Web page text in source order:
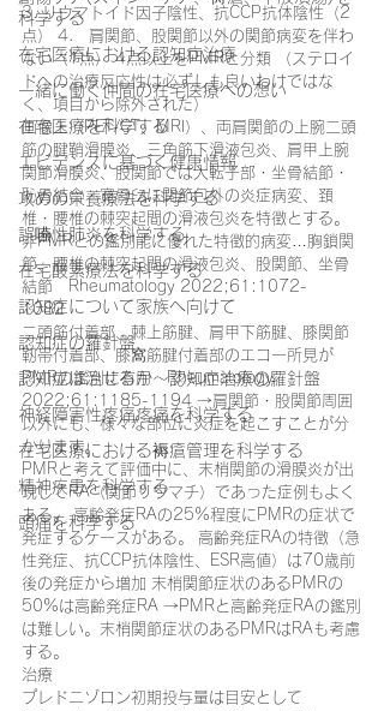
科学する
在宅医療における認知症治療
一緒に働く仲間の在宅医療への想い
在宅医療を科学する
エビデンスに基づく健康情報
攻めの栄養療法を科学する
誤嚥性肺炎を科学する
在宅酸素療法を科学する
認知症について家族へ向けて
認知症の羅針盤
認知症は治せるか～認知症治療の羅針盤
神経障害性疼痛疼痛を科学する
在宅医療における褥瘡管理を科学する
精神疾患を科学する
頭痛を科学する
3. リウマトイド因子陰性、抗CCP抗体陰性（2
点） 4.　肩関節、股関節以外の関節病変を伴わ
ない（1点） 4点以上をPMRと分類 （ステロイ
ドへの治療反応性は必ずしも良いわけではな
く、項目から除外された）
画像上（PET/CT、MRI）、両肩関節の上腕二頭
筋の腱鞘滑膜炎、三角筋下滑液包炎、肩甲上腕
関節滑膜炎、股関節では大転子部・坐骨結節・
恥骨結合・寛骨臼に関節包外の炎症病変、頚
椎・腰椎の棘突起間の滑液包炎を特徴とする。
非PMRとの鑑別能に優れた特徴的病変…胸鎖関
節、腰椎の棘突起間の滑液包炎、股関節、坐骨
結節　Rheumatology 2022;61:1072-
1082
二頭筋付着部、棘上筋腱、肩甲下筋腱、膝関節
靭帯付着部、膝窩筋腱付着部のエコー所見が
PMRの鑑別に有用　Rheumatology
2022;61:1185-1194 →肩関節・股関節周囲
以外にも、様々な部位に炎症を起こすことが分
かります。
PMRと考えて評価中に、末梢関節の滑膜炎が出
現してRA（関節リウマチ）であった症例もよく
ある。 高齢発症RAの25%程度にPMRの症状で
発症するケースがある。 高齢発症RAの特徴（急
性発症、抗CCP抗体陰性、ESR高値）は70歳前
後の発症から増加 末梢関節症状のあるPMRの
50%は高齢発症RA →PMRと高齢発症RAの鑑別
は難しい。末梢関節症状のあるPMRはRAも考慮
する。
治療
プレドニゾロン初期投与量は目安として